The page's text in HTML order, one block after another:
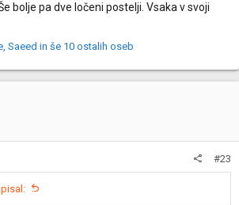
bolje pa dve ločeni postelji. Vsaka v svoji
, Saeed in še 10 ostalih oseb
#23